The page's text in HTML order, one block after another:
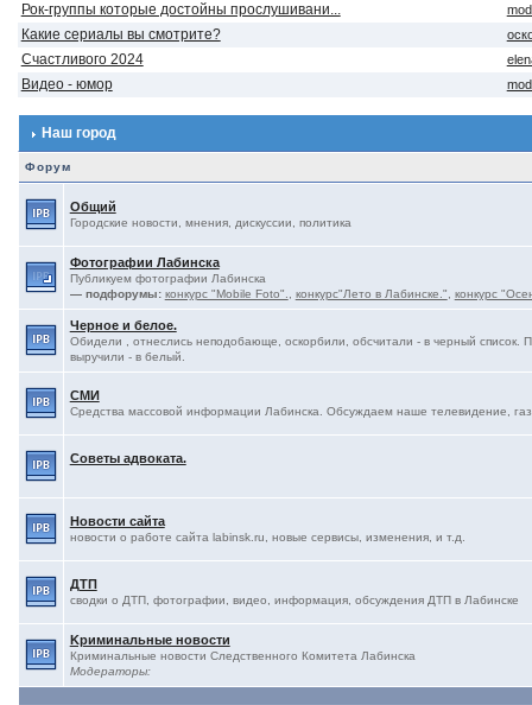
Рок-группы которые достойны прослушивани...
Какие сериалы вы смотрите?
Счастливого 2024
Видео - юмор
Наш город
Форум
Общий
Городские новости, мнения, дискуссии, политика
Фотографии Лабинска
Публикуем фотографии Лабинска
— подфорумы: конкурс "Mobile Foto". конкурс"Лето в Лабинске." конкурс
Черное и белое.
Обидели , отнеслись неподобающе, оскорбили, обсчитали - в черный список.
выручили - в белый.
СМИ
Средства массовой информации Лабинска. Обсуждаем наше телевидение,
Советы адвоката.
Новости сайта
новости о работе сайта labinsk.ru, новые сервисы, изменения, и т.д.
ДТП
сводки о ДТП, фотографии, видео, информация, обсуждения ДТП в Лабинске
Kриминальные новости
Криминальные новости Следственного Комитета Лабинска
Модераторы: